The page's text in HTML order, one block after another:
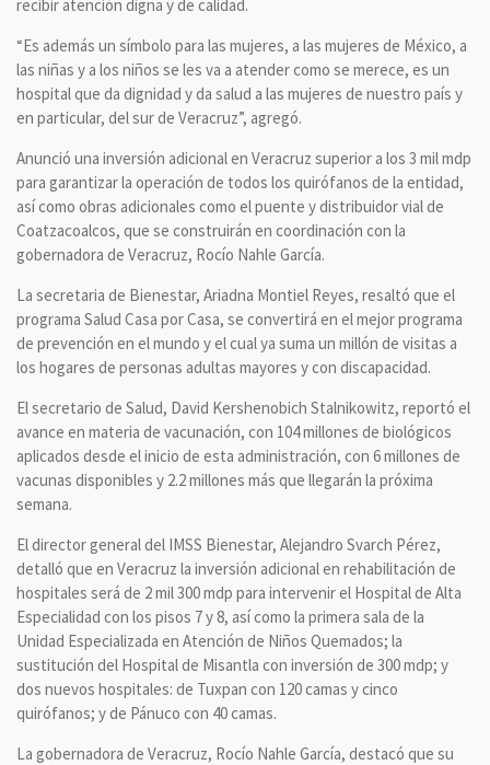
recibir atención digna y de calidad.
“Es además un símbolo para las mujeres, a las mujeres de México, a
las niñas y a los niños se les va a atender como se merece, es un
hospital que da dignidad y da salud a las mujeres de nuestro país y
en particular, del sur de Veracruz”, agregó.
Anunció una inversión adicional en Veracruz superior a los 3 mil mdp
para garantizar la operación de todos los quirófanos de la entidad,
así como obras adicionales como el puente y distribuidor vial de
Coatzacoalcos, que se construirán en coordinación con la
gobernadora de Veracruz, Rocío Nahle García.
La secretaria de Bienestar, Ariadna Montiel Reyes, resaltó que el
programa Salud Casa por Casa, se convertirá en el mejor programa
de prevención en el mundo y el cual ya suma un millón de visitas a
los hogares de personas adultas mayores y con discapacidad.
El secretario de Salud, David Kershenobich Stalnikowitz, reportó el
avance en materia de vacunación, con 104 millones de biológicos
aplicados desde el inicio de esta administración, con 6 millones de
vacunas disponibles y 2.2 millones más que llegarán la próxima
semana.
El director general del IMSS Bienestar, Alejandro Svarch Pérez,
detalló que en Veracruz la inversión adicional en rehabilitación de
hospitales será de 2 mil 300 mdp para intervenir el Hospital de Alta
Especialidad con los pisos 7 y 8, así como la primera sala de la
Unidad Especializada en Atención de Niños Quemados; la
sustitución del Hospital de Misantla con inversión de 300 mdp; y
dos nuevos hospitales: de Tuxpan con 120 camas y cinco
quirófanos; y de Pánuco con 40 camas.
La gobernadora de Veracruz, Rocío Nahle García, destacó que su